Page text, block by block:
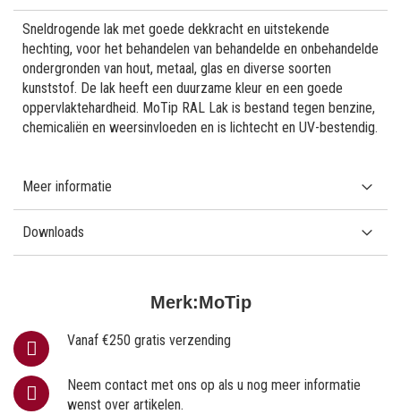
Merk:MoTip
Vanaf €250 gratis verzending
Neem contact met ons op als u nog meer informatie
wenst over artikelen.
Sneldrogende lak met goede dekkracht en uitstekende
hechting, voor het behandelen van behandelde en onbehandelde
ondergronden van hout, metaal, glas en diverse soorten
kunststof. De lak heeft een duurzame kleur en een goede
oppervlaktehardheid. MoTip RAL Lak is bestand tegen benzine,
chemicaliën en weersinvloeden en is lichtecht en UV-bestendig.
Meer informatie
Downloads